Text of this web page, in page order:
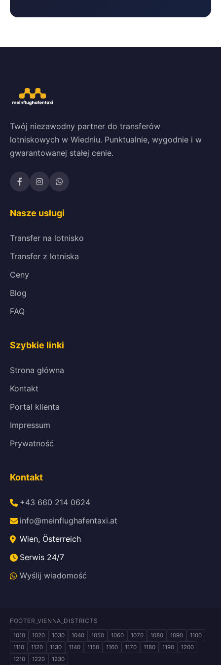
Twój niezawodny partner do transferów
lotniskowych w Wiedniu. Punktualnie, wygodnie i w
gwarantowanej stałej cenie.
Nasze usługi
Transfer na lotnisko
Transfer z lotniska
Ceny
Blog
FAQ
Szybkie linki
Strona główna
Kontakt
Portal klienta
Impressum
Prywatność
Kontakt
+43 660 214 0624
info@meinflughafentaxi.at
Wien, Österreich
Serwis 24/7
Wyślij wiadomość
FOOTER_VIENNA_DISTRICTS
1010 1020 1030 1040 1050 1060 1070 1080 1090
1100
1110
1120 1130 1140 1150 1160 1170 1180 1190
1200
1210
1220 1230